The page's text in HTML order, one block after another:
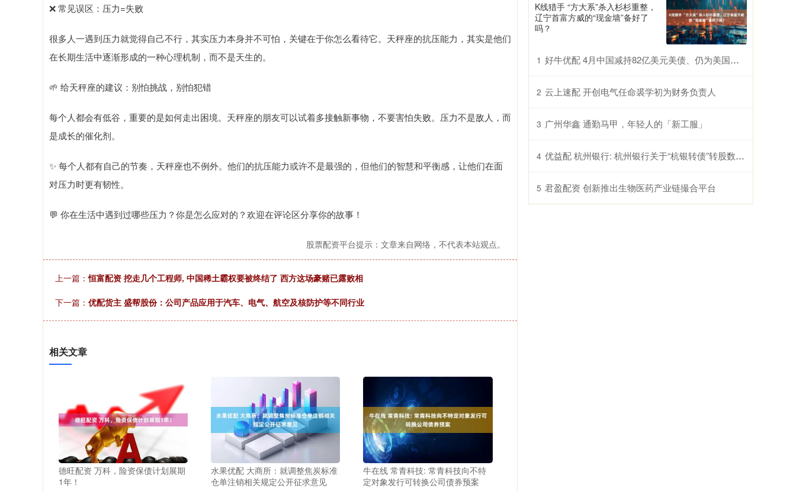
❌ 常见误区：压力=失败
很多人一遇到压力就觉得自己不行，其实压力本身并不可怕，关键在于你怎么看待它。天秤座的抗压能力，其实是他们
在长期生活中逐渐形成的一种心理机制，而不是天生的。
🌱 给天秤座的建议：别怕挑战，别怕犯错
每个人都会有低谷，重要的是如何走出困境。天秤座的朋友可以试着多接触新事物，不要害怕失败。压力不是敌人，而
是成长的催化剂。
✨ 每个人都有自己的节奏，天秤座也不例外。他们的抗压能力或许不是最强的，但他们的智慧和平衡感，让他们在面
对压力时更有韧性。
💬 你在生活中遇到过哪些压力？你是怎么应对的？欢迎在评论区分享你的故事！
股票配资平台提示：文章来自网络，不代表本站观点。
上一篇：恒富配资 挖走几个工程师, 中国稀土霸权要被终结了 西方这场豪赌已露败相
下一篇： 优配货主 盛帮股份：公司产品应用于汽车、电气、航空及核防护等不同行业
相关文章
德旺配资 万科，险资保债计划展期
1年！
水果优配 大商所：就调整焦炭标准
仓单注销相关规定公开征求意见
牛在线 常青科技: 常青科技向不特
定对象发行可转换公司债券预案
K线猎手 “方大系”杀入杉杉重整，
辽宁首富方威的“现金墙”备好了
吗？
1 好牛优配 4月中国减持82亿美元美债、仍为美国第三大债主 日本、英国增持
2 云上速配 开创电气任命裘学初为财务负责人
3 广州华鑫 通勤马甲，年轻人的「新工服」
4 优益配 杭州银行: 杭州银行关于“杭银转债”转股数量累计达到转股前公司已发行股份总额10%暨股份变动的公告
5 君盈配资 创新推出生物医药产业链撮合平台